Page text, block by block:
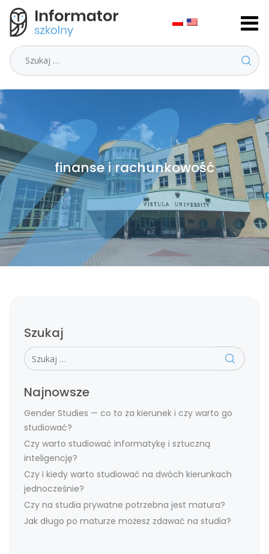
Szukaj
finanse i rachunkowość
Szukaj
Szukaj
Najnowsze
Gender Studies — co to za kierunek i czy warto go
studiować?
Czy warto studiować informatykę i sztuczną
inteligencję?
Czy i kiedy warto studiować na dwóch kierunkach
jednocześnie?
Czy na studia prywatne potrzebna jest matura?
Jak długo po maturze możesz zdawać na studia?